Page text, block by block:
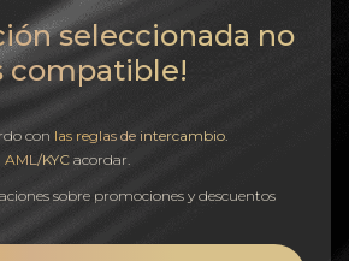
seleccionada no
compatible!
con las reglas de intercambio
AML/KYC acordar.
sobre promociones y descuentos